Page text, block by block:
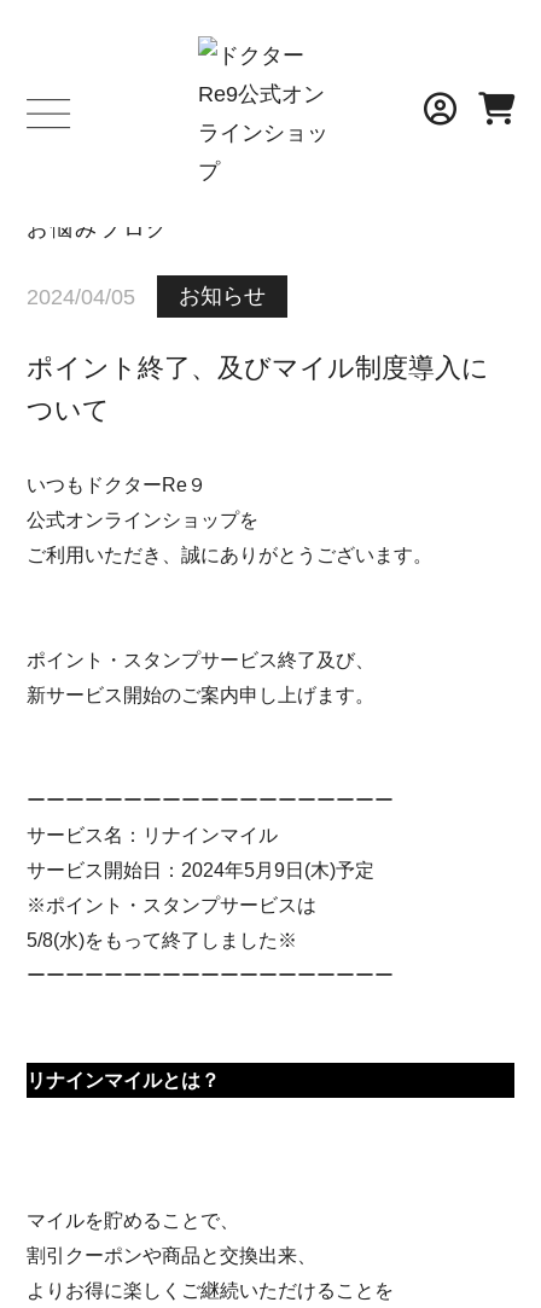
BLOG
お悩みブログ
2024/04/05 お知らせ
ポイント終了、及びマイル制度導入に
ついて
いつもドクターRe９
公式オンラインショップを
ご利用いただき、誠にありがとうございます。
ポイント・スタンプサービス終了及び、
新サービス開始のご案内申し上げます。
ーーーーーーーーーーーーーーーーーーー
サービス名：リナインマイル
サービス開始日：2024年5月9日(木)予定
※ポイント・スタンプサービスは
5/8(水)をもって終了しました※
ーーーーーーーーーーーーーーーーーーー
リナインマイルとは？
マイルを貯めることで、
割引クーポンや商品と交換出来、
よりお得に楽しくご継続いただけることを